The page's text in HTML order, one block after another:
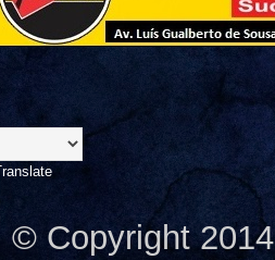
Translate
© Copyright